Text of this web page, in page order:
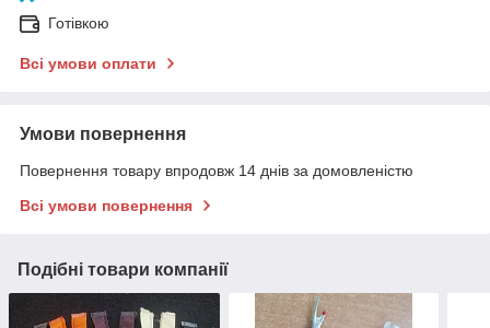
Готівкою
Всі умови оплати
Умови повернення
Повернення товару впродовж 14 днів за домовленістю
Всі умови повернення
Подібні товари компанії